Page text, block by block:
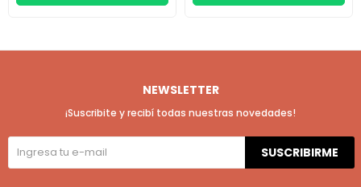
NEWSLETTER
¡Suscribite y recibí todas nuestras novedades!
SUSCRIBIRME